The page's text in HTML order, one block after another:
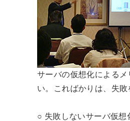
サーバの仮想化による
い。こればかりは、失
○ 失敗しないサーバ仮想